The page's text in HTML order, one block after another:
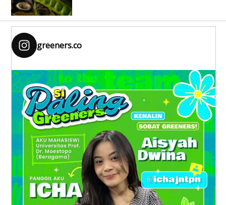
greeners.co